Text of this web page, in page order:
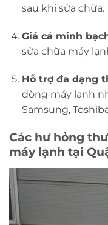
sau khi sửa chữa.
Giá cả minh
sửa chữa máy
Hỗ trợ đa dạng
dòng máy lạnh
Samsung,
Các hư hỏng
máy lạnh tại